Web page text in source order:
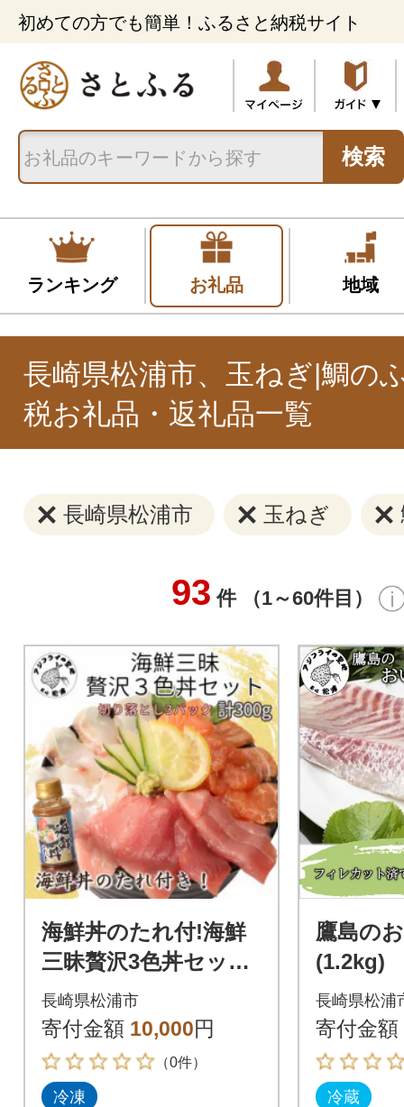
初めての方でも簡単！ふるさと納税サイト
検索
ランキング お礼品 地域
長崎県松浦市、玉ねぎ|鯛の
税お礼品・返礼品一覧
長崎県松浦市 玉ねぎ
93 件 （1～60件目）
海鮮丼のたれ付!海鮮
三昧贅沢3色丼セット
100g×3パック
長崎県松浦市
寄付金額 10,000円
（0件）
冷凍
鷹島の
(1.2kg)
長崎県松浦
寄付金額
冷蔵